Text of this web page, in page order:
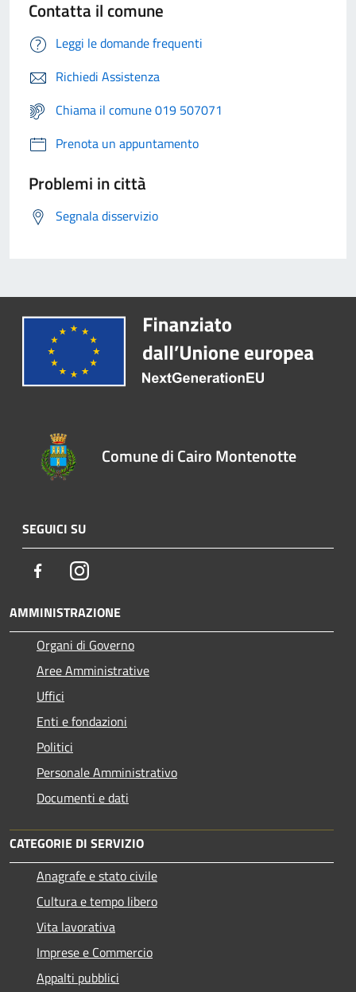
Contatta il comune
Leggi le domande frequenti
Richiedi Assistenza
Chiama il comune 019 507071
Prenota un appuntamento
Problemi in città
Segnala disservizio
Comune di Cairo Montenotte
SEGUICI SU
FacebookInstagram
AMMINISTRAZIONE
Organi di Governo
Aree Amministrative
Uffici
Enti e fondazioni
Politici
Personale Amministrativo
Documenti e dati
CATEGORIE DI SERVIZIO
Anagrafe e stato civile
Cultura e tempo libero
Vita lavorativa
Imprese e Commercio
Appalti pubblici